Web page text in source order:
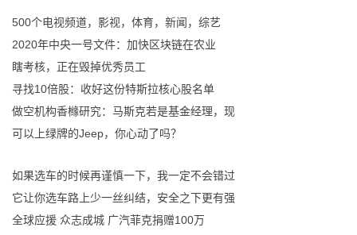
500个电视频道，影视，体育，新闻，综艺
2020年中央一号文件：加快区块链在农业
瞎考核，正在毁掉优秀员工
寻找10倍股：收好这份特斯拉核心股名单
做空机构香橼研究：马斯克若是基金经理，现
可以上绿牌的Jeep，你心动了吗？
如果选车的时候再谨慎一下，我一定不会错过
它让你选车路上少一丝纠结，安全之下更有强
全球应援 众志成城 广汽菲克捐赠100万